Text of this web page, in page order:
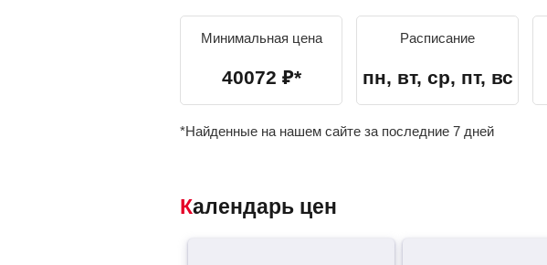
Минимальная цена
40072 ₽*
Расписание
пн, вт, ср, пт, вс
*Найденные на нашем сайте за последние 7 дней
Календарь цен